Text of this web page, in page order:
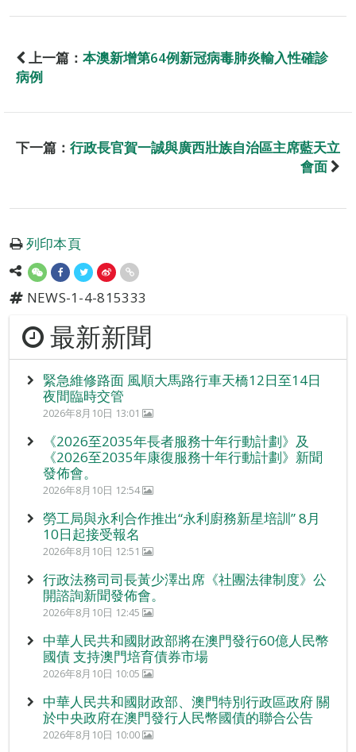
上一篇： 本澳新增第64例新冠病毒肺炎輸入性確診
病例
下一篇： 行政長官賀一誠與廣西壯族自治區主席藍天立
會面
列印本頁
NEWS-1-4-815333
最新新聞
緊急維修路面 風順大馬路行車天橋12日至14日
夜間臨時交管
2026年8月10日 13:01
《2026至2035年長者服務十年行動計劃》及
《2026至2035年康復服務十年行動計劃》新聞
發佈會。
2026年8月10日 12:54
勞工局與永利合作推出“永利廚務新星培訓” 8月
10日起接受報名
2026年8月10日 12:51
行政法務司司長黃少澤出席《社團法律制度》公
開諮詢新聞發佈會。
2026年8月10日 12:45
中華人民共和國財政部將在澳門發行60億人民幣
國債 支持澳門培育債券市場
2026年8月10日 10:05
中華人民共和國財政部、澳門特別行政區政府 關
於中央政府在澳門發行人民幣國債的聯合公告
2026年8月10日 10:00